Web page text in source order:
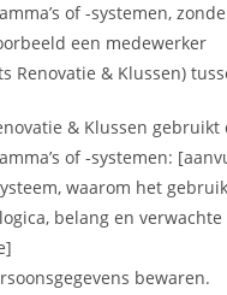
of -systemen,
een medewerker
Renovatie & Klussen)
& Klussen gebruikt
of -systemen:
waarom het
belang en verwachte
bewaren.